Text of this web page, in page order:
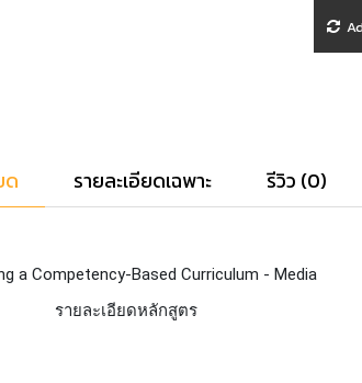
ด รายละเอียดเฉพาะ รีวิว (0)
a Competency-Based Curriculum - Media
รายละเอียดหลักสูตร